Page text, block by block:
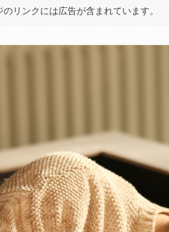
のリンクには広告が含まれています。